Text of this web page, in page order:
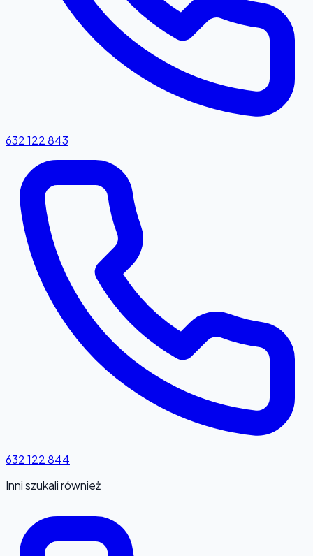
632 122 843
632 122 844
Inni szukali również